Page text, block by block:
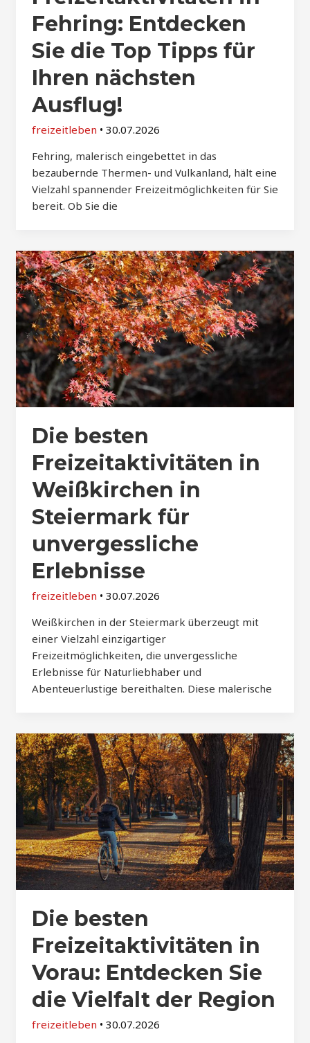
Fehring: Entdecken
Sie die Top Tipps für
Ihren nächsten
Ausflug!
freizeitleben • 30.07.2026
Fehring, malerisch eingebettet in das
bezaubernde Thermen- und Vulkanland, hält eine
Vielzahl spannender Freizeitmöglichkeiten für Sie
bereit. Ob Sie die
Die besten
Freizeitaktivitäten in
Weißkirchen in
Steiermark für
unvergessliche
Erlebnisse
freizeitleben • 30.07.2026
Weißkirchen in der Steiermark überzeugt mit
einer Vielzahl einzigartiger
Freizeitmöglichkeiten, die unvergessliche
Erlebnisse für Naturliebhaber und
Abenteuerlustige bereithalten. Diese malerische
Die besten
Freizeitaktivitäten in
Vorau: Entdecken Sie
die Vielfalt der Region
freizeitleben • 30.07.2026